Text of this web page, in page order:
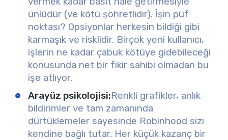
ünlüdür (ve kötü şöhretlidir). İşin püf
noktası? Opsiyonlar herkesin bildiği gibi
karmaşık ve risklidir. Birçok yeni kullanıcı,
işlerin ne kadar çabuk kötüye gidebileceği
konusunda net bir fikir sahibi olmadan bu
işe atlıyor.
Arayüz psikolojisi:Renkli grafikler, anlık
bildirimler ve tam zamanında
dürtüklemeler sayesinde Robinhood sizi
kendine bağlı tutar. Her küçük kazanç bir